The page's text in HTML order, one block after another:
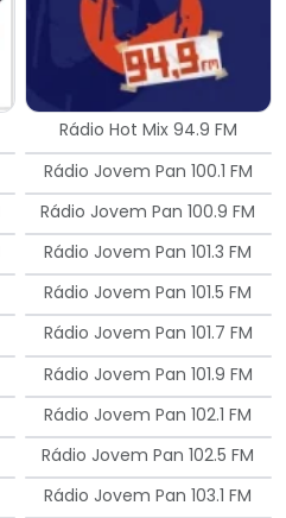
Rádio Hot Mix 94.9 FM
Rádio Jovem Pan 100.1 FM
Rádio Jovem Pan 100.9 FM
Rádio Jovem Pan 101.3 FM
Rádio Jovem Pan 101.5 FM
Rádio Jovem Pan 101.7 FM
Rádio Jovem Pan 101.9 FM
Rádio Jovem Pan 102.1 FM
Rádio Jovem Pan 102.5 FM
Rádio Jovem Pan 103.1 FM